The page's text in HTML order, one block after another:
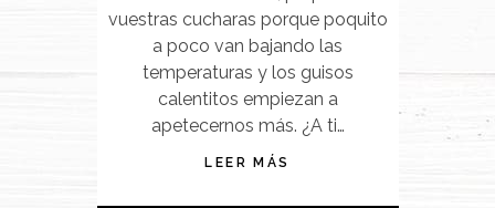
vuestras cucharas porque poquito
a poco van bajando las
temperaturas y los guisos
calentitos empiezan a
apetecernos más. ¿A ti…
LEER MÁS